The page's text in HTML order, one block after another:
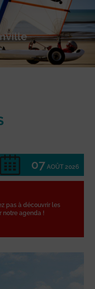
07 AOÛT 2026
pas à découvrir les
notre agenda !